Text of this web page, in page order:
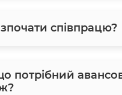
співпрацю?
потрібний